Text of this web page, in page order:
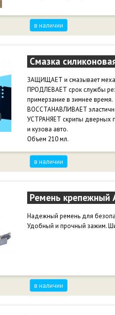
в наличии
Смазка
ЗАЩИЩАЕТ и смазывает
ПРОДЛЕВАЕТ срок службы
примерзание в зимнее время.
ВОССТАНАВЛИВАЕТ
УСТРАНЯЕТ скрипы дверных
и кузова авто.
Объем 210 мл.
в наличии
Ремень
Надежный ремень для
Удобный и прочный зажим.
в наличии